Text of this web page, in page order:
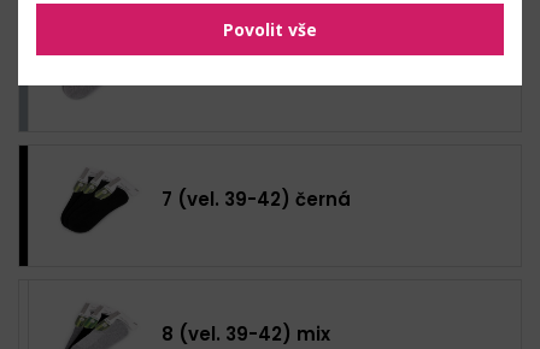
7 (vel. 39-42) černá
8 (vel. 39-42) mix
Povolit vše